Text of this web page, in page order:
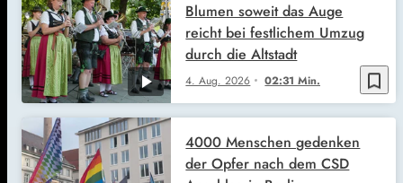
bookmark_border
4. Aug. 2026 02:31 Min.
Blumen soweit das Auge
reicht bei festlichem Umzug
durch die Altstadt
4000 Menschen gedenken
der Opfer nach dem CSD